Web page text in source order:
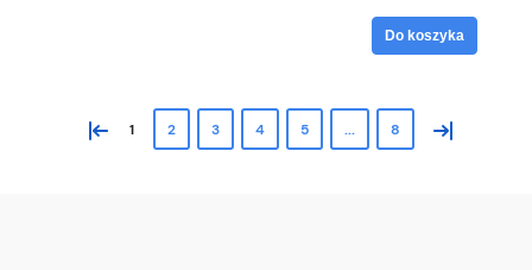
Do koszyka
« 1 2 3 4 5 ... 8 »